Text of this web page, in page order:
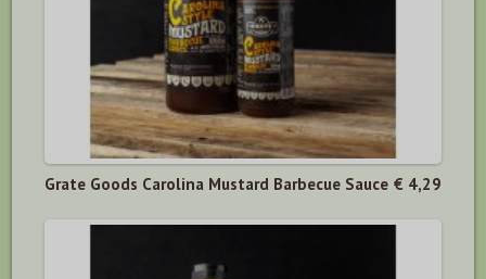
Grate Goods Carolina Mustard Barbecue Sauce € 4,29